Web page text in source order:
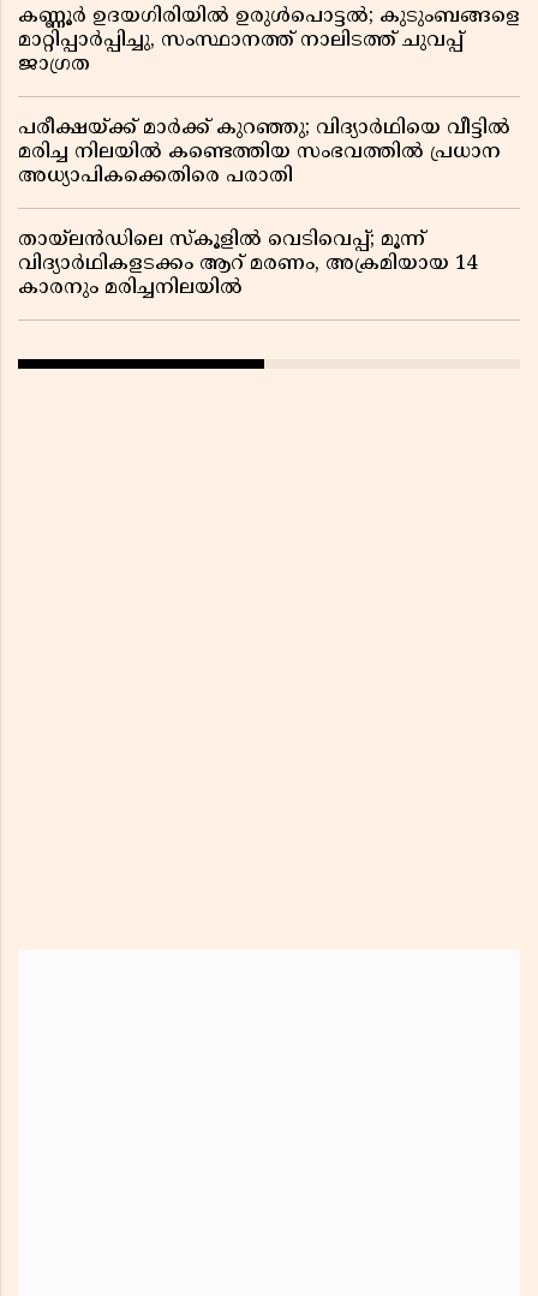
കണ്ണൂർ ഉദയഗിരിയിൽ ഉരുൾപൊട്ടൽ; കുടുംബങ്ങളെ
മാറ്റിപ്പാർപ്പിച്ചു, സംസ്ഥാനത്ത് നാലിടത്ത് ചുവപ്പ്
ജാഗ്രത
പരീക്ഷയ്ക്ക് മാർക്ക് കുറഞ്ഞു; വിദ്യാർഥിയെ വീട്ടിൽ
മരിച്ച നിലയിൽ കണ്ടെത്തിയ സംഭവത്തിൽ പ്രധാന
അധ്യാപികക്കെതിരെ പരാതി
തായ്‌ലൻഡിലെ സ്‌കൂളിൽ വെടിവെപ്പ്; മൂന്ന്
വിദ്യാർഥികളടക്കം ആറ് മരണം, അക്രമിയായ 14
കാരനും മരിച്ചനിലയിൽ